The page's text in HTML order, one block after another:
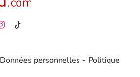
Données personnelles - Politique